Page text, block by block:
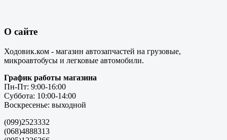
О сайте
Ходовик.ком - магазин автозапчастей на грузовые,
микроавтобусы и легковые автомобили.
График работы магазина
Пн-Пт: 9:00-16:00
Суббота: 10:00-14:00
Воскресенье: выходной
(099)2523332
(068)4888313